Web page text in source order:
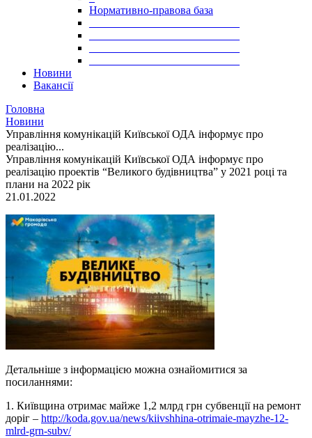
Нормативно-правова база
Новини
Вакансії
Головна
Новини
Управління комунікацій Київської ОДА інформує про
реалізацію...
Управління комунікацій Київської ОДА інформує про
реалізацію проектів “Великого будівництва” у 2021 році та
плани на 2022 рік
21.01.2022
Детальніше з інформацією можна ознайомитися за
посиланнями:
1. Київщина отримає майже 1,2 млрд грн субвенції на ремонт
доріг – http://koda.gov.ua/news/kiivshhina-otrimaie-mayzhe-12-
mlrd-grn-subv/